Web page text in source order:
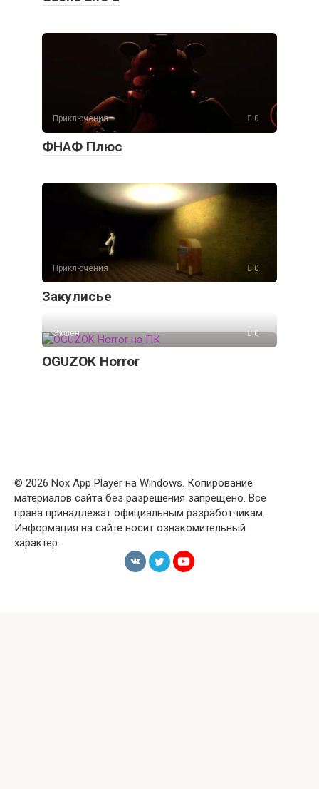
Приключения 0
ФНАФ Плюс
Приключения 0
Закулисье
Экшен 0
OGUZOK Horror
© 2026 Nox App Player на Windows. Копирование
материалов сайта без разрешения запрещено. Все
права принадлежат официальным разработчикам.
Информация на сайте носит ознакомительный
характер.